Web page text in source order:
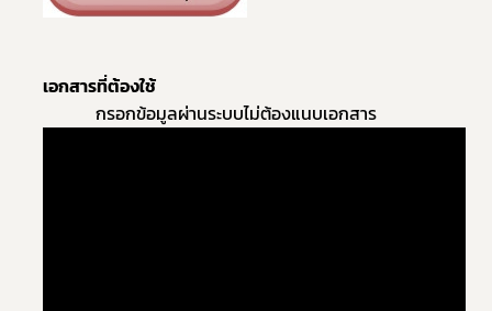
เอกสารที่ต้องใช้
กรอกข้อมูลผ่านระบบไม่ต้องแนบเอกสาร